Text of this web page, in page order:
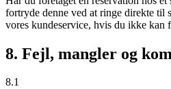
fortryde denne ved at ringe direkte til
vores kundeservice, hvis du ikke kan
8. Fejl, mangler og
8.1